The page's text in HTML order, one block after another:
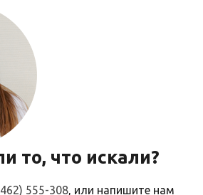
то, что искали?
555-308, или напишите нам